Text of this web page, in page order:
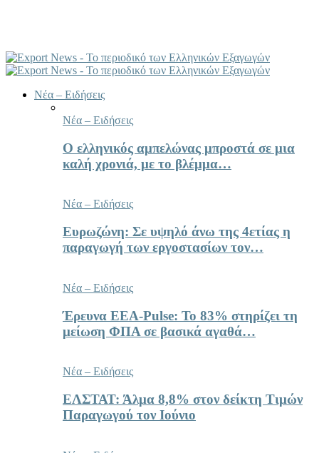
Νέα – Ειδήσεις
Νέα – Ειδήσεις
Ο ελληνικός αμπελώνας μπροστά σε μια
καλή χρονιά, με το βλέμμα…
Νέα – Ειδήσεις
Ευρωζώνη: Σε υψηλό άνω της 4ετίας η
παραγωγή των εργοστασίων τον…
Νέα – Ειδήσεις
Έρευνα ΕΕΑ-Pulse: Το 83% στηρίζει τη
μείωση ΦΠΑ σε βασικά αγαθά…
Νέα – Ειδήσεις
ΕΛΣΤΑΤ: Άλμα 8,8% στον δείκτη Τιμών
Παραγωγού τον Ιούνιο